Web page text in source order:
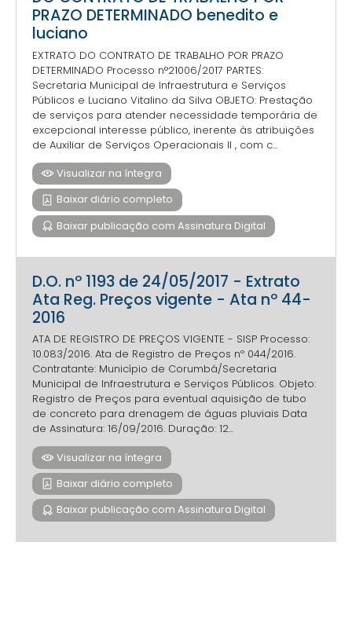
PRAZO DETERMINADO benedito e
luciano
EXTRATO DO CONTRATO DE TRABALHO POR PRAZO
DETERMINADO Processo n°21006/2017 PARTES:
Secretaria Municipal de Infraestrutura e Serviços
Públicos e Luciano Vitalino da Silva OBJETO: Prestação
de serviços para atender necessidade temporária de
excepcional interesse público, inerente às atribuições
de Auxiliar de Serviços Operacionais II , com c...
Visualizar na íntegra
Baixar diário completo
Baixar publicação com Assinatura Digital
D.O. nº 1193 de 24/05/2017 - Extrato
Ata Reg. Preços vigente - Ata nº 44-
2016
ATA DE REGISTRO DE PREÇOS VIGENTE - SISP Processo:
10.083/2016. Ata de Registro de Preços nº 044/2016.
Contratante: Município de Corumbá/Secretaria
Municipal de Infraestrutura e Serviços Públicos. Objeto:
Registro de Preços para eventual aquisição de tubo
de concreto para drenagem de águas pluviais Data
de Assinatura: 16/09/2016. Duração: 12...
Visualizar na íntegra
Baixar diário completo
Baixar publicação com Assinatura Digital